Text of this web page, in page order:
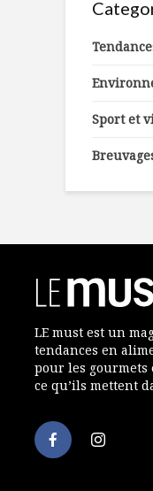
Sport et
LE must est un
tendances en
pour les gourmets
ce qu’ils mettent